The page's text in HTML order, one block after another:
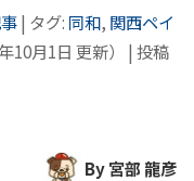
| タグ: 同和, 関西ペイ
10月1日 更新） | 投稿
By 宮部 龍彦